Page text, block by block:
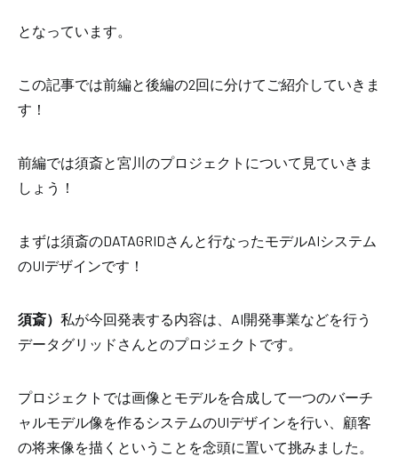
となっています。
この記事では前編と後編の2回に分けてご紹介していきま
す！
前編では須斎と宮川のプロジェクトについて見ていきま
しょう！
まずは須斎のDATAGRIDさんと行なったモデルAIシステム
のUIデザインです！
須斎） 私が今回発表する内容は、AI開発事業などを行う
データグリッドさんとのプロジェクトです。
プロジェクトでは画像とモデルを合成して一つのバーチ
ャルモデル像を作るシステムのUIデザインを行い、顧客
の将来像を描くということを念頭に置いて挑みました。